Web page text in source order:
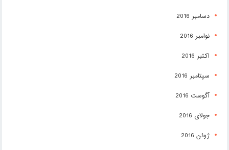
دسامبر 2016
نوامبر 2016
اکتبر 2016
سپتامبر 2016
آگوست 2016
جولای 2016
ژوئن 2016